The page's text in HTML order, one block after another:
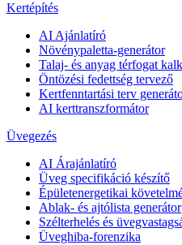
Kertépítés
AI Ajánlatíró
Növénypaletta-generátor
Talaj- és anyag térfogat
Öntözési fedettség tervező
Kertfenntartási terv
AI kerttranszformátor
Üvegezés
AI Árajánlatíró
Üveg specifikáció készítő
Épületenergetikai
Ablak- és ajtólista generátor
Szélterhelés és
Üveghiba-forenzika